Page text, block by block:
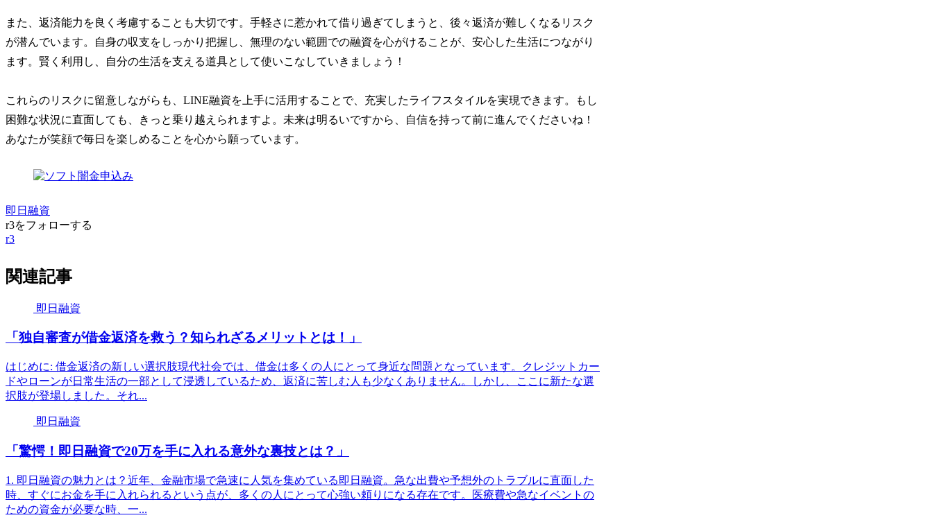
また、返済能力を良く考慮することも大切です。手軽さに惹かれて借り過ぎてしまうと、後々返済が難しくなるリスク
が潜んでいます。自身の収支をしっかり把握し、無理のない範囲での融資を心がけることが、安心した生活につながり
ます。賢く利用し、自分の生活を支える道具として使いこなしていきましょう！
これらのリスクに留意しながらも、LINE融資を上手に活用することで、充実したライフスタイルを実現できます。もし
困難な状況に直面しても、きっと乗り越えられますよ。未来は明るいですから、自信を持って前に進んでくださいね！
あなたが笑顔で毎日を楽しめることを心から願っています。
即日融資
r3をフォローする
r3
関連記事
即日融資
「独自審査が借金返済を救う？知られざるメリットとは！」
はじめに: 借金返済の新しい選択肢現代社会では、借金は多くの人にとって身近な問題となっています。クレジットカー
ドやローンが日常生活の一部として浸透しているため、返済に苦しむ人も少なくありません。しかし、ここに新たな選
択肢が登場しました。それ...
即日融資
「驚愕！即日融資で20万を手に入れる意外な裏技とは？」
1. 即日融資の魅力とは？近年、金融市場で急速に人気を集めている即日融資。急な出費や予想外のトラブルに直面した
時、すぐにお金を手に入れられるという点が、多くの人にとって心強い頼りになる存在です。医療費や急なイベントの
ための資金が必要な時、一...